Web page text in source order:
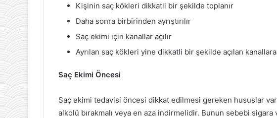
Kişinin saç kökleri dikkatli bir şekilde toplanır
Daha sonra birbirinden ayrıştırılır
Saç ekimi için kanallar açılır
Ayrılan saç kökleri yine dikkatli bir şekilde açılan
Saç Ekimi Öncesi
Saç ekimi tedavisi öncesi dikkat edilmesi gereken hususlar
alkolü bırakmalı veya en aza indirmelidir. Bunun sebebi sigara